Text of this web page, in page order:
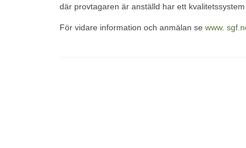
där provtagaren är anställd har ett
För vidare information och anmälan se www.